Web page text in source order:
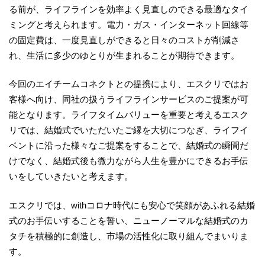
る前が、ライフラインを効率よく見直しのできる最適なタイ
ミングと考えられます。電力・ガス・インターネット回線等
の固定費は、一度見直しができると日々のコストが削減さ
れ、生活に多少のゆとりが生まれることが期待できます。
今回のエイチームコネクトとの提携により、エスクリではお
客様へ向け、同社の扱うライフラインサービスのご提案が可
能となります。ライフタイムバリューを重要と考えるエスク
リでは、結婚式でいただいたご縁を大切につなぎ、ライフイ
ベントに沿った様々なご提案をすることで、結婚式の瞬間だ
けでなく、結婚式後も微力ながら人生を豊かにできるお手伝
いをしていきたいと考えます。
エスクリでは、withコロナ時代にも安心で笑顔があふれる結婚
式のお手伝いすることを誓い、ニューノーマルな結婚式のカ
タチを積極的に創造し、市場の活性化に取り組んでまいりま
す。